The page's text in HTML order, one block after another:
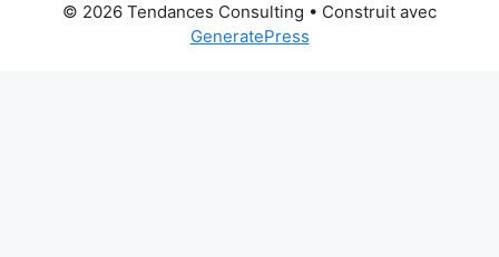
© 2026 Tendances Consulting • Construit avec
GeneratePress